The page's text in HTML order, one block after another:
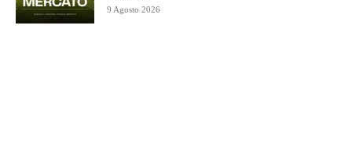
9 Agosto 2026